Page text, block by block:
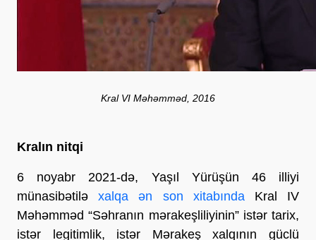
Kral VI Məhəmməd, 2016
Kralın nitqi
6 noyabr 2021-də, Yaşıl Yürüşün 46 illiyi
münasibətiləxalqa ən son xitabındaKral IV
Məhəmməd “Səhranın mərakeşliliyinin” istər tarix,
istər legitimlik, istər Mərakeş xalqının güclü